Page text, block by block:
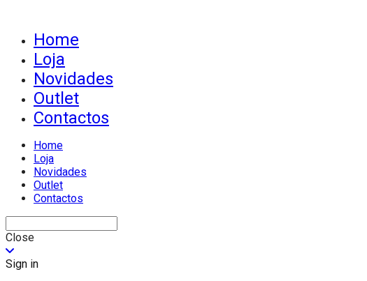
Home
Loja
Novidades
Outlet
Contactos
Home
Loja
Novidades
Outlet
Contactos
Close
Sign in